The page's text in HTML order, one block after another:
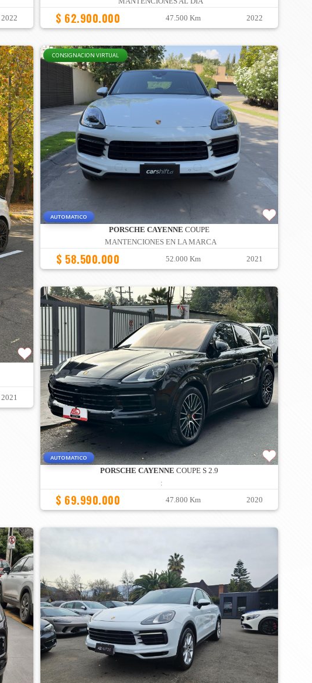
2022 $ 62.900.000 47.500 Km 2022
2021
CONSIGNACION VIRTUAL
AUTOMATICO
PORSCHE CAYENNE COUPE
MANTENCIONES EN LA MARCA
$ 58.500.000 52.000 Km 2021
AUTOMATICO
PORSCHE CAYENNE COUPE S 2.9
:
$ 69.990.000 47.800 Km 2020